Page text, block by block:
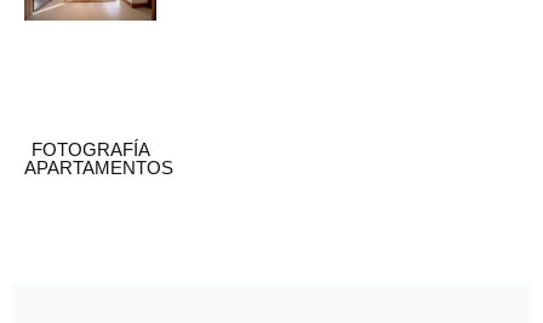
FOTOGRAFÍA
APARTAMENTOS